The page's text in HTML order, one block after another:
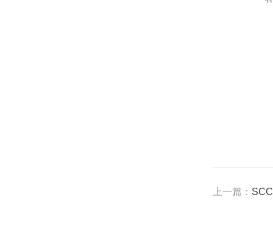
上一篇：